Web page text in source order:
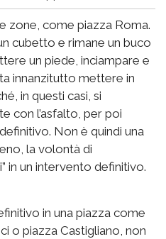
zone, come piazza Roma.
cubetto e rimane un buco
un piede, inciampare e
innanzitutto mettere in
in questi casi, si
con l’asfalto, per poi
Non è quindi una
la volontà di
in un intervento definitivo.
in una piazza come
o piazza Castigliano, non